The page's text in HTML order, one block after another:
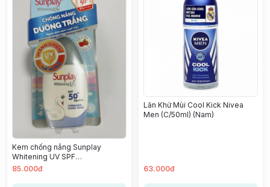
Kem chống nắng Sunplay
Whitening UV SPF
50+PA++++/T30g
85.000đ
Lăn Khử Mùi Cool Kick Nivea
Men (C/50ml) (Nam)
63.000đ